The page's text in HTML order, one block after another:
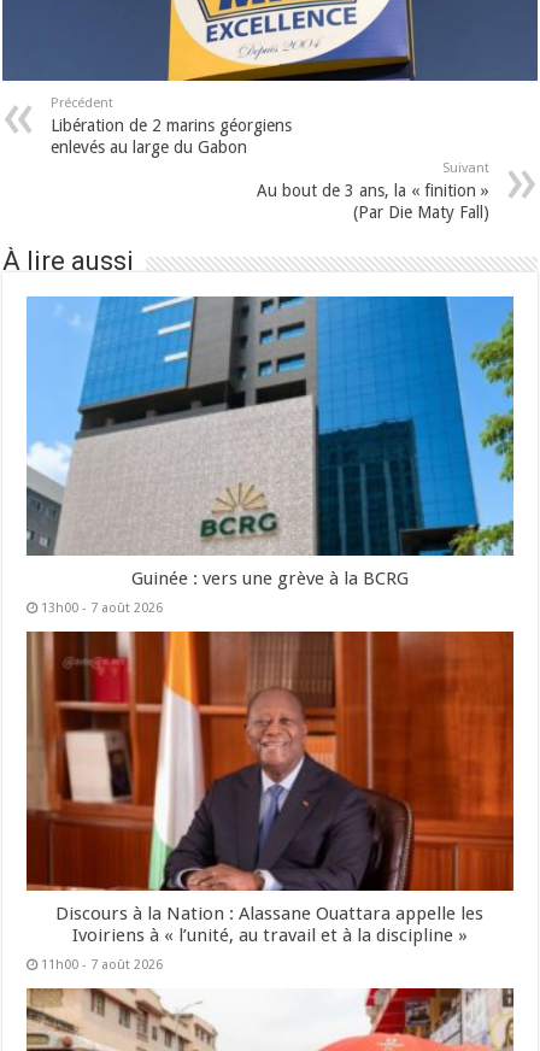
Précédent
Libération de 2 marins géorgiens
enlevés au large du Gabon
Suivant
Au bout de 3 ans, la « finition »
(Par Die Maty Fall)
À lire aussi
Guinée : vers une grève à la BCRG
13h00 - 7 août 2026
Discours à la Nation : Alassane Ouattara appelle les
Ivoiriens à « l’unité, au travail et à la discipline »
11h00 - 7 août 2026